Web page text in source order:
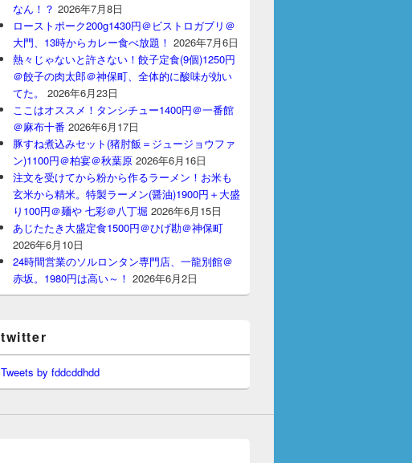
なん！？ 2026年7月8日
ローストポーク200g1430円＠ビストロガブリ＠
大門、13時からカレー食べ放題！ 2026年7月6日
熱々じゃないと許さない！餃子定食(9個)1250円
＠餃子の肉太郎＠神保町、全体的に酸味が効い
てた。
2026年6月23日
ここはオススメ！タンシチュー1400円＠一番館
＠麻布十番 2026年6月17日
豚すね煮込みセット(猪肘飯＝ジュージョウファ
ン)1100円＠柏宴＠秋葉原 2026年6月16日
注文を受けてから粉から作るラーメン！お米も
玄米から精米。特製ラーメン(醤油)1900円＋大盛
り100円＠麺や 七彩＠八丁堀 2026年6月15日
あじたたき大盛定食1500円＠ひげ勘＠神保町
2026年6月10日
24時間営業のソルロンタン専門店、一龍別館＠
赤坂。1980円は高い～！ 2026年6月2日
twitter
Tweets by fddcddhdd